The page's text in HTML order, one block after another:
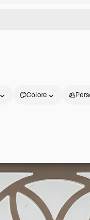
Colore
Inizia